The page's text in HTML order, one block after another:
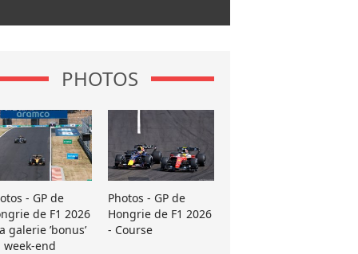
PHOTOS
- GP de
de F1 2026
galerie ’bonus’
week-end
Photos - GP de
Hongrie de F1 2026
- Course